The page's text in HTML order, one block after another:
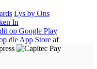
Lys by Ons
In